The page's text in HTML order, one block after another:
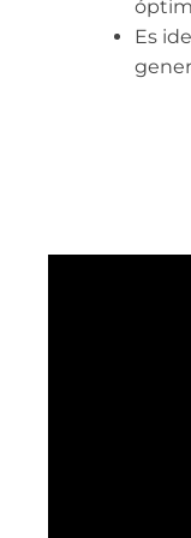
Es